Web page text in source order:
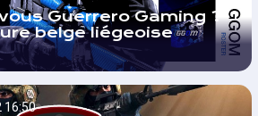
Guerrero Gaming ?
belge liégeoise
16:50